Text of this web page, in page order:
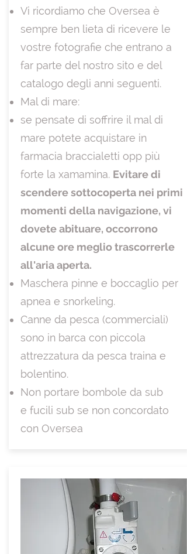
Vi ricordiamo che Oversea è
sempre ben lieta di ricevere le
vostre fotografie che entrano a
far parte del nostro sito e del
catalogo degli anni seguenti.
Mal di mare:
se pensate di soffrire il mal di
mare potete acquistare in
farmacia braccialetti opp più
forte la xamamina. Evitare di
scendere sottocoperta nei primi
momenti della navigazione, vi
dovete abituare, occorrono
alcune ore meglio trascorrerle
all'aria aperta.
Maschera pinne e boccaglio per
apnea e snorkeling.
Canne da pesca (commerciali)
sono in barca con piccola
attrezzatura da pesca traina e
bolentino.
Non portare bombole da sub
e fucili sub se non concordato
con Oversea